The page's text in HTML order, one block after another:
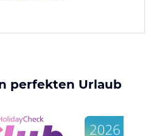
perfekten Urlaub